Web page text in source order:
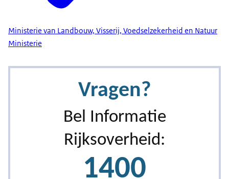
Ministerie van Landbouw, Visserij, Voedselzekerheid en Natuur
Ministerie